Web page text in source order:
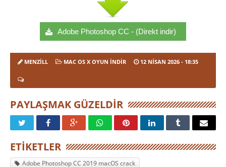
Adobe Photoshop CC - (Direkt indir)
MENZILL MAC OS X OYUN İNDIR 12 NISAN 2026 - 18:35
PAYLAŞMAK GÜZELDIR
ETIKETLER
Adobe Photoshop CC 2019 macOS crack